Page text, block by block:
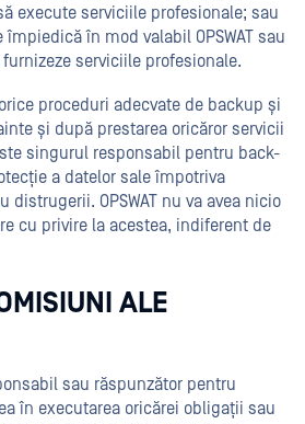
execute serviciile profesionale; sau
în mod valabil OPSWAT sau
serviciile profesionale.
proceduri adecvate de backup și
și după prestarea oricăror servicii
singurul responsabil pentru back-
a datelor sale împotriva
distrugerii. OPSWAT nu va avea nicio
cu privire la acestea, indiferent de
ALE
sau răspunzător pentru
în executarea oricărei obligații sau